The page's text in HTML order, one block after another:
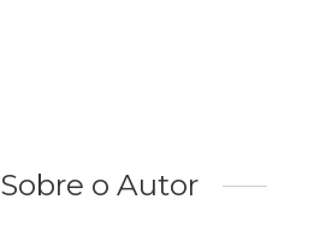
Sobre o Autor